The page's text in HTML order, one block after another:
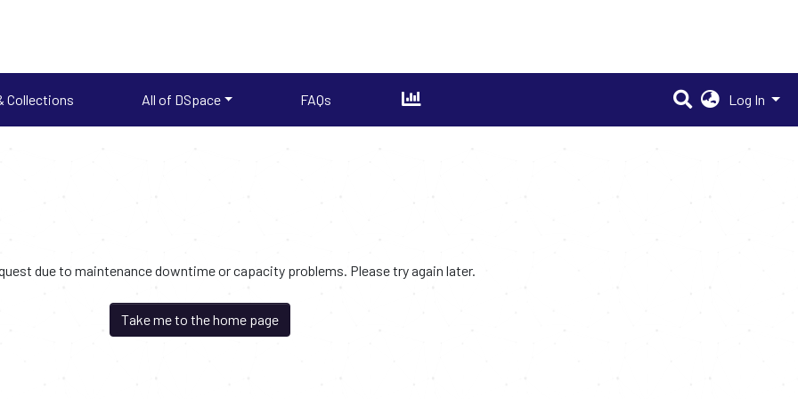
Collections All of DSpace FAQs Log In
due to maintenance downtime or capacity problems. Please try again later.
Take me to the home page